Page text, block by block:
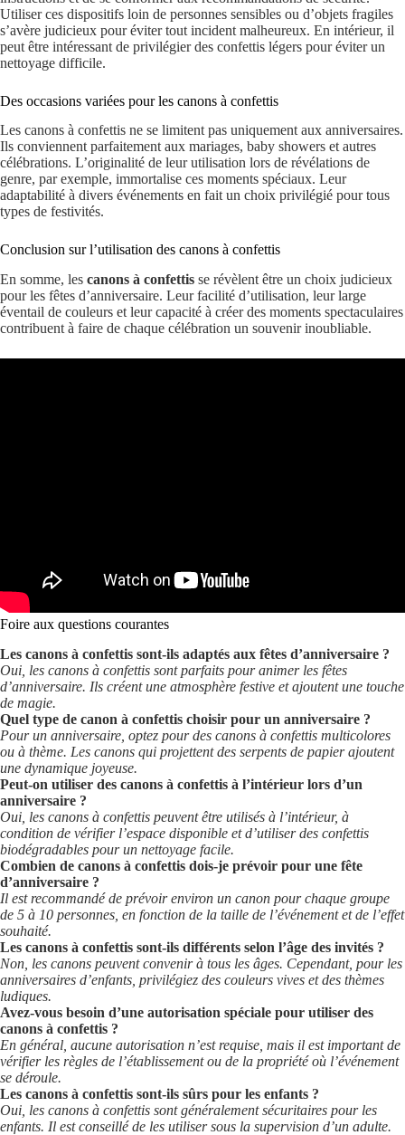
Utiliser ces dispositifs loin de personnes sensibles ou d’objets fragiles
s’avère judicieux pour éviter tout incident malheureux. En intérieur, il
peut être intéressant de privilégier des confettis légers pour éviter un
nettoyage difficile.
Des occasions variées pour les canons à confettis
Les canons à confettis ne se limitent pas uniquement aux anniversaires.
Ils conviennent parfaitement aux mariages, baby showers et autres
célébrations. L’originalité de leur utilisation lors de révélations de
genre, par exemple, immortalise ces moments spéciaux. Leur
adaptabilité à divers événements en fait un choix privilégié pour tous
types de festivités.
Conclusion sur l’utilisation des canons à confettis
En somme, les canons à confettis se révèlent être un choix judicieux
pour les fêtes d’anniversaire. Leur facilité d’utilisation, leur large
éventail de couleurs et leur capacité à créer des moments spectaculaires
contribuent à faire de chaque célébration un souvenir inoubliable.
Foire aux questions courantes
Les canons à confettis sont-ils adaptés aux fêtes d’anniversaire ?
Oui, les canons à confettis sont parfaits pour animer les fêtes
d’anniversaire. Ils créent une atmosphère festive et ajoutent une touche
de magie.
Quel type de canon à confettis choisir pour un anniversaire ?
Pour un anniversaire, optez pour des canons à confettis multicolores
ou à thème. Les canons qui projettent des serpents de papier ajoutent
une dynamique joyeuse.
Peut-on utiliser des canons à confettis à l’intérieur lors d’un
anniversaire ?
Oui, les canons à confettis peuvent être utilisés à l’intérieur, à
condition de vérifier l’espace disponible et d’utiliser des confettis
biodégradables pour un nettoyage facile.
Combien de canons à confettis dois-je prévoir pour une fête
d’anniversaire ?
Il est recommandé de prévoir environ un canon pour chaque groupe
de 5 à 10 personnes, en fonction de la taille de l’événement et de l’effet
souhaité.
Les canons à confettis sont-ils différents selon l’âge des invités ?
Non, les canons peuvent convenir à tous les âges. Cependant, pour les
anniversaires d’enfants, privilégiez des couleurs vives et des thèmes
ludiques.
Avez-vous besoin d’une autorisation spéciale pour utiliser des
canons à confettis ?
En général, aucune autorisation n’est requise, mais il est important de
vérifier les règles de l’établissement ou de la propriété où l’événement
se déroule.
Les canons à confettis sont-ils sûrs pour les enfants ?
Oui, les canons à confettis sont généralement sécuritaires pour les
enfants. Il est conseillé de les utiliser sous la supervision d’un adulte.